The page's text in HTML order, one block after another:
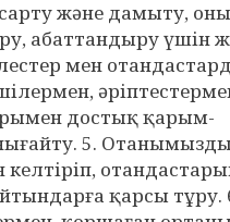
және дамыту, оны
абаттандыру үшін
мен
достық қарым-
5.
келтіріп,
қарсы тұру.